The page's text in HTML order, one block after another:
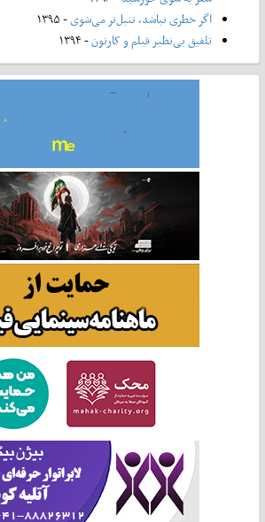
اگر خطری نباشد، تنبل‌تر می‌شوی- ۱۳۹۵
تلفیق بی‌نظیر فیلم و کارتون- ۱۳۹۴